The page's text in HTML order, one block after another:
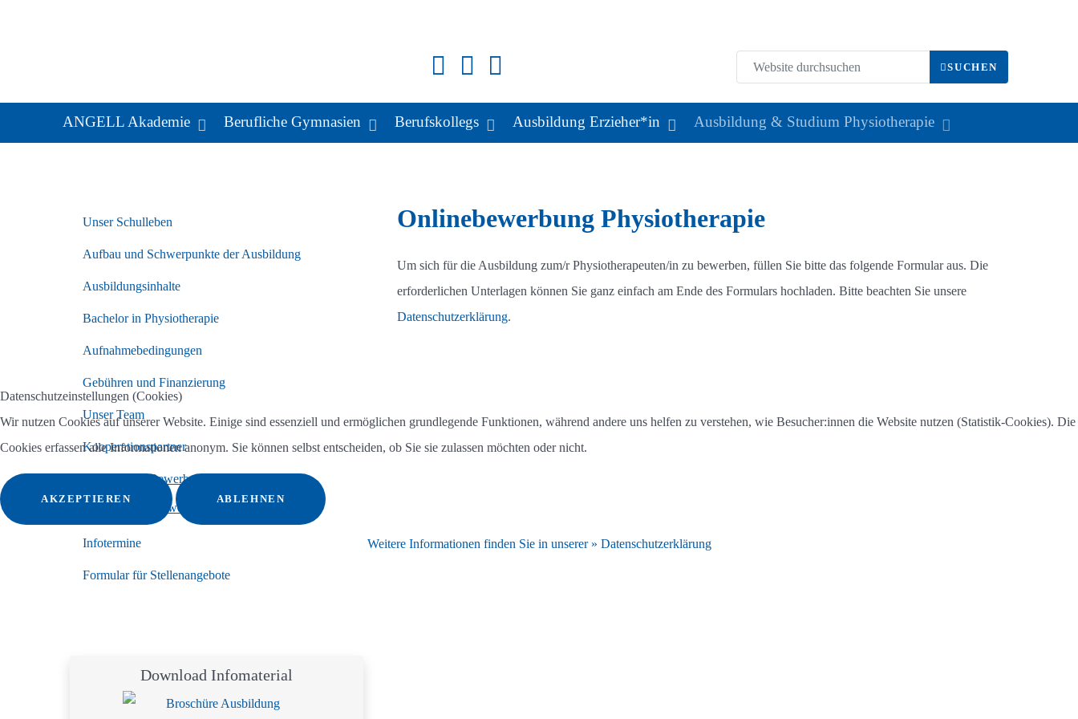
SUCHEN
ANGELL Akademie Berufliche Gymnasien Berufskollegs Ausbildung Erzieher*in Ausbildung & Studium Physiotherapie
Unser Schulleben
Aufbau und Schwerpunkte der Ausbildung
Ausbildungsinhalte
Bachelor in Physiotherapie
Aufnahmebedingungen
Gebühren und Finanzierung
Unser Team
Kooperationspartner
Kontakt und Bewerbung
Onlinebewerbung
Infotermine
Formular für Stellenangebote
Download Infomaterial
Onlinebewerbung Physiotherapie
Um sich für die Ausbildung zum/r Physiotherapeuten/in zu bewerben, füllen Sie bitte das folgende Formular aus. Die
erforderlichen Unterlagen können Sie ganz einfach am Ende des Formulars hochladen. Bitte beachten Sie unsere
Datenschutzerklärung.
Datenschutzeinstellungen (Cookies)
Wir nutzen Cookies auf unserer Website. Einige sind essenziell und ermöglichen grundlegende Funktionen, während andere uns helfen zu verstehen, wie Besucher:innen die Website nutzen (Statistik-Cookies). Die
Cookies erfassen alle Informationen anonym. Sie können selbst entscheiden, ob Sie sie zulassen möchten oder nicht.
AKZEPTIEREN ABLEHNEN
Weitere Informationen finden Sie in unserer » Datenschutzerklärung